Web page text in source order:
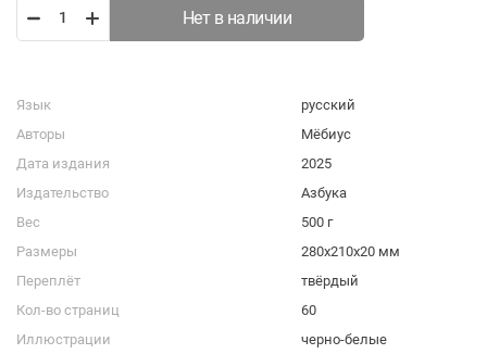
Нет в наличии
Язык
русский
Авторы
Мёбиус
Дата издания
2025
Издательство
Азбука
Вес
500 г
Размеры
280x210x20 мм
Переплёт
твёрдый
Кол-во страниц
60
Иллюстрации
черно-белые